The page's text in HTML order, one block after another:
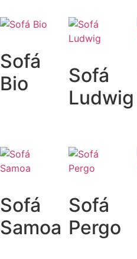
Sofá
Bio
Sofá
Ludwig
Sofá
Samoa
Sofá
Pergo